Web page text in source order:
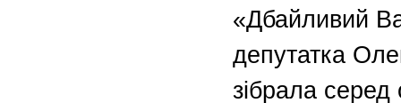
«Дбайливий
депутатка
зібрала